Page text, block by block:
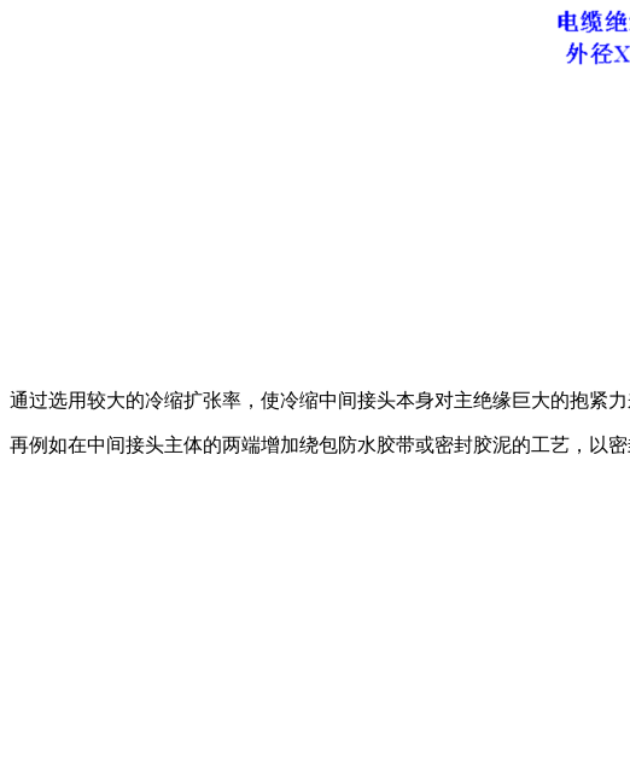
通过选用较大的冷缩扩张率，使冷缩中间接头本身对主绝缘巨大的抱紧
再例如在中间接头主体的两端增加绕包防水胶带或密封胶泥的工艺，以